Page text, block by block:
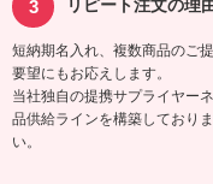
リピート注文の理
短納期名入れ、複数商品のご
要望にもお応えします。
当社独自の提携サプライヤー
品供給ラインを構築しており
い。